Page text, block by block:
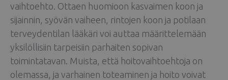
vaihtoehto. Ottaen huomioon kasvaimen koon ja
sijainnin, syövän vaiheen, rintojen koon ja potilaan
terveydentilan lääkäri voi auttaa määrittelemään
yksilöllisiin tarpeisiin parhaiten sopivan
toimintatavan. Muista, että hoitovaihtoehtoja on
olemassa, ja varhainen toteaminen ja hoito voivat